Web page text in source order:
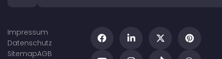
Impressum
Datenschutz
SitemapAGB